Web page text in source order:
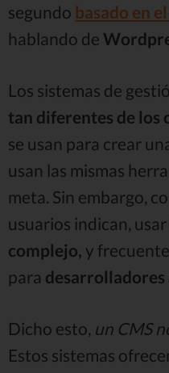
segundo basado en
hablando de
Los sistemas de
tan diferentes de los
se usan para crear
usan las mismas
meta. Sin embargo,
usuarios indican, usar
complejo, y
para desarrolladores
Dicho esto, un CMS
Estos sistemas